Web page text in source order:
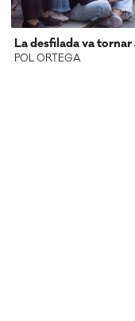
La desfilada va
POL ORTEGA